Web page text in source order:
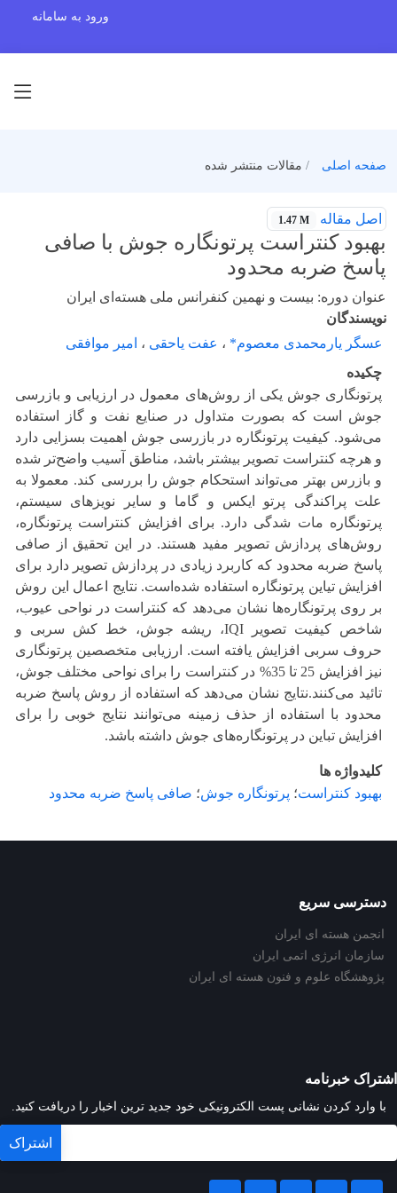
ورود به سامانه
صفحه اصلی مقالات منتشر شده
اصل مقاله 1.47 M
بهبود کنتراست پرتونگاره جوش با صافی
پاسخ ضربه محدود
عنوان دوره: بیست و نهمین کنفرانس ملی هسته‌ای ایران
نویسندگان
عسگر یارمحمدی معصوم* ، عفت یاحقی ، امیر موافقی
چکیده
پرتونگاری جوش یکی از روش‌های معمول در ارزیابی و بازرسی
جوش است که بصورت متداول در صنایع نفت و گاز استفاده
می‌شود. کیفیت پرتونگاره در بازرسی جوش اهمیت بسزایی دارد
و هرچه کنتراست تصویر بیشتر باشد، مناطق آسیب واضح‌تر شده
و بازرس بهتر می‌تواند استحکام جوش را بررسی کند. معمولا به
علت پراکندگی پرتو ایکس و گاما و سایر نویزهای سیستم،
پرتونگاره مات شدگی دارد. برای افزایش کنتراست پرتونگاره،
روش‌های پردازش تصویر مفید هستند. در این تحقیق از صافی
پاسخ ضربه محدود که کاربرد زیادی در پردازش تصویر دارد برای
افزایش تیاین پرتونگاره استفاده شده‌است. نتایج اعمال این روش
بر روی پرتونگاره‌ها نشان می‌دهد که کنتراست در نواحی عیوب،
شاخص کیفیت تصویر IQI، ریشه جوش، خط کش سربی و
حروف سربی افزایش یافته است. ارزیابی متخصصین پرتونگاری
نیز افزایش 25 تا 35% در کنتراست را برای نواحی مختلف جوش،
تائید می‌کنند.نتایج نشان می‌دهد که استفاده از روش پاسخ ضربه
محدود با استفاده از حذف زمینه می‌توانند نتایج خوبی را برای
افزایش تباین در پرتونگاره‌های جوش داشته باشد.
کلیدواژه ها
بهبود کنتراست؛ پرتونگاره جوش؛ صافی پاسخ ضربه محدود
دسترسی سریع
انجمن هسته ای ایران
سازمان انرژی اتمی ایران
پژوهشگاه علوم و فنون هسته ای ایران
اشتراک خبرنامه
با وارد کردن نشانی پست الکترونیکی خود جدید ترین اخبار را دریافت کنید.